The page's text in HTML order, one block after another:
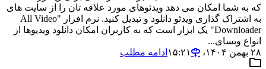
که به شما امکان می دهد ویدئوهای مورد علاقه تان را از سایت های
به اشتراک گذاری ویدئو دانلود و تبدیل کنید. نرم افزار "All Video
Downloader" یک ابزار است که به کاربران امکان دانلود ویدیوها از
انواع وبسای...
۲۸ بهمن ۱۴۰۴،‏ ۱۵:۲۱
ادامه مطلب